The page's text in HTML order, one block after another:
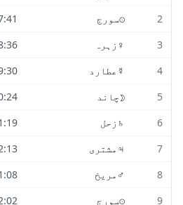
2
☉سورج PM
3
♀ زہرہ PM
4
☿ عطارد PM
5
☽چاند PM
6
♄ زحل PM
7
♃ مشتری AM
8
♂ مریخ AM
9
☉سورج AM